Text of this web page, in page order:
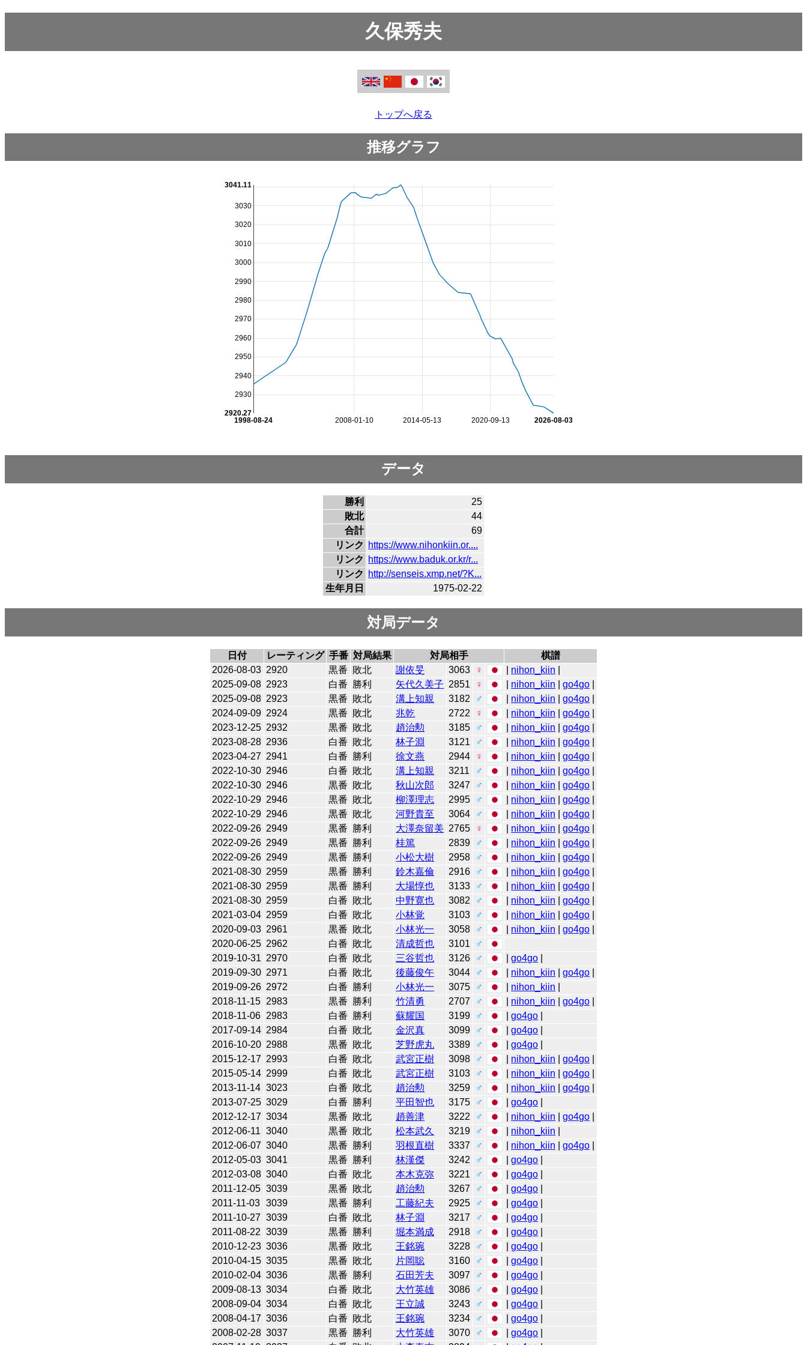
久保秀夫
トップへ戻る
推移グラフ
2008-01-10 2014-05-13 2020-09-13
1998-08-24 2026-08-03
2930
2940
2950
2960
2970
2980
2990
3000
3010
3020
3030
2920.27
3041.11
データ
勝利
25
敗北
44
合計
69
リンク
https://www.nihonkiin.or....
リンク
https://www.baduk.or.kr/r...
リンク
http://senseis.xmp.net/?K...
生年月日
1975-02-22
対局データ
日付 レーティング 手番 対局結果 対局相手
棋譜
2026-08-03 2920 黒番 敗北 謝依旻 3063 ♀ nihon_kiin
2025-09-08 2923 白番 勝利 矢代久美子 2851 ♀ nihon_kiin |go4go
2025-09-08 2923 黒番 敗北 溝上知親 3182 ♂ nihon_kiin |go4go
2024-09-09 2924 黒番 敗北 兆乾 2722 ♀ nihon_kiin |go4go
2023-12-25 2932 黒番 敗北 趙治勲 3185 ♂ nihon_kiin |go4go
2023-08-28 2936 白番 敗北 林子淵 3121 ♂ nihon_kiin |go4go
2023-04-27 2941 白番 勝利 徐文燕 2944 ♀ nihon_kiin |go4go
2022-10-30 2946 白番 敗北 溝上知親 3211 ♂ nihon_kiin |go4go
2022-10-30 2946 黒番 敗北 秋山次郎 3247 ♂ nihon_kiin |go4go
2022-10-29 2946 黒番 敗北 柳澤理志 2995 ♂ nihon_kiin |go4go
2022-10-29 2946 黒番 敗北 河野貴至 3064 ♂ nihon_kiin |go4go
2022-09-26 2949 黒番 勝利 大澤奈留美 2765 ♀ nihon_kiin |go4go
2022-09-26 2949 黒番 勝利 桂篤 2839 ♂ nihon_kiin |go4go
2022-09-26 2949 黒番 勝利 小松大樹 2958 ♂ nihon_kiin |go4go
2021-08-30 2959 黒番 勝利 鈴木嘉倫 2916 ♂ nihon_kiin |go4go
2021-08-30 2959 黒番 勝利 大場惇也 3133 ♂ nihon_kiin |go4go
2021-08-30 2959 白番 敗北 中野寛也 3082 ♂ nihon_kiin |go4go
2021-03-04 2959 白番 敗北 小林覚 3103 ♂ nihon_kiin |go4go
2020-09-03 2961 黒番 敗北 小林光一 3058 ♂ nihon_kiin |go4go
2020-06-25 2962 白番 敗北 清成哲也 3101
♂
2019-10-31 2970 白番 敗北 三谷哲也 3126 ♂ |go4go
2019-09-30 2971 白番 敗北 後藤俊午 3044 ♂ nihon_kiin |go4go
2019-09-26 2972 白番 勝利 小林光一 3075 ♂ nihon_kiin
2018-11-15 2983 黒番 勝利 竹清勇 2707 ♂ nihon_kiin |go4go
2018-11-06 2983 白番 勝利 蘇耀国 3199 ♂ |go4go
2017-09-14 2984 白番 敗北 金沢真 3099 ♂ |go4go
2016-10-20 2988 黒番 敗北 芝野虎丸 3389 ♂ |go4go
2015-12-17 2993 白番 敗北 武宮正樹 3098 ♂ nihon_kiin |go4go
2015-05-14 2999 白番 敗北 武宮正樹 3103 ♂ nihon_kiin |go4go
2013-11-14 3023 白番 敗北 趙治勲 3259 ♂ nihon_kiin |go4go
2013-07-25 3029 白番 勝利 平田智也 3175 ♂ |go4go
2012-12-17 3034 黒番 敗北 趙善津 3222 ♂ nihon_kiin |go4go
2012-06-11 3040 黒番 敗北 松本武久 3219 ♂ nihon_kiin
2012-06-07 3040 黒番 勝利 羽根直樹 3337 ♂ nihon_kiin |go4go
2012-05-03 3041 黒番 勝利 林漢傑 3242 ♂ |go4go
2012-03-08 3040 白番 敗北 本木克弥 3221 ♂ |go4go
2011-12-05 3039 黒番 敗北 趙治勲 3267 ♂ |go4go
2011-11-03 3039 黒番 勝利 工藤紀夫 2925 ♂ |go4go
2011-10-27 3039 白番 敗北 林子淵 3217 ♂ |go4go
2011-08-22 3039 黒番 勝利 堀本満成 2918 ♂ |go4go
2010-12-23 3036 黒番 敗北 王銘琬 3228 ♂ |go4go
2010-04-15 3035 黒番 敗北 片岡聡 3160 ♂ |go4go
2010-02-04 3036 黒番 勝利 石田芳夫 3097 ♂ |go4go
2009-08-13 3034 白番 敗北 大竹英雄 3086 ♂ |go4go
2008-09-04 3034 白番 敗北 王立誠 3243 ♂ |go4go
2008-04-17 3036 白番 敗北 王銘琬 3234 ♂ |go4go
2008-02-28 3037 黒番 勝利 大竹英雄 3070 ♂ |go4go